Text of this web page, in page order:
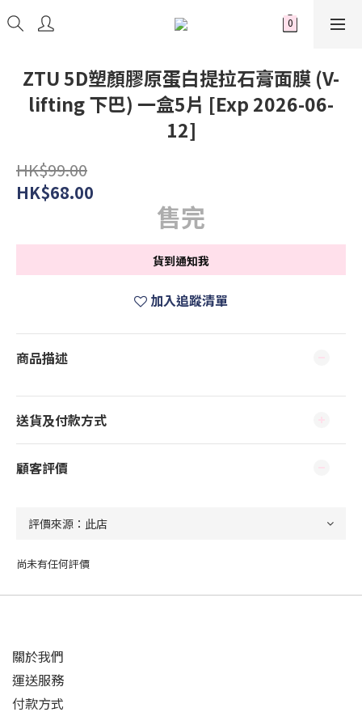
ZTU 5D塑顏膠原蛋白提拉石膏面膜 (V-
lifting 下巴) 一盒5片 [Exp 2026-06-
12]
HK$99.00
HK$68.00
售完
貨到通知我
加入追蹤清單
商品描述
送貨及付款方式
顧客評價
尚未有任何評價
關於我們
運送服務
付款方式